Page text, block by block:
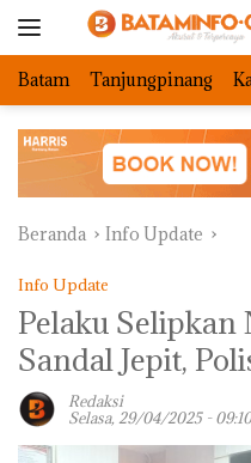
Batam Tanjungpinang
Beranda Info Update
Info Update
Pelaku Selipkan
Sandal Jepit,
Redaksi
Selasa, 29/04/2025 -